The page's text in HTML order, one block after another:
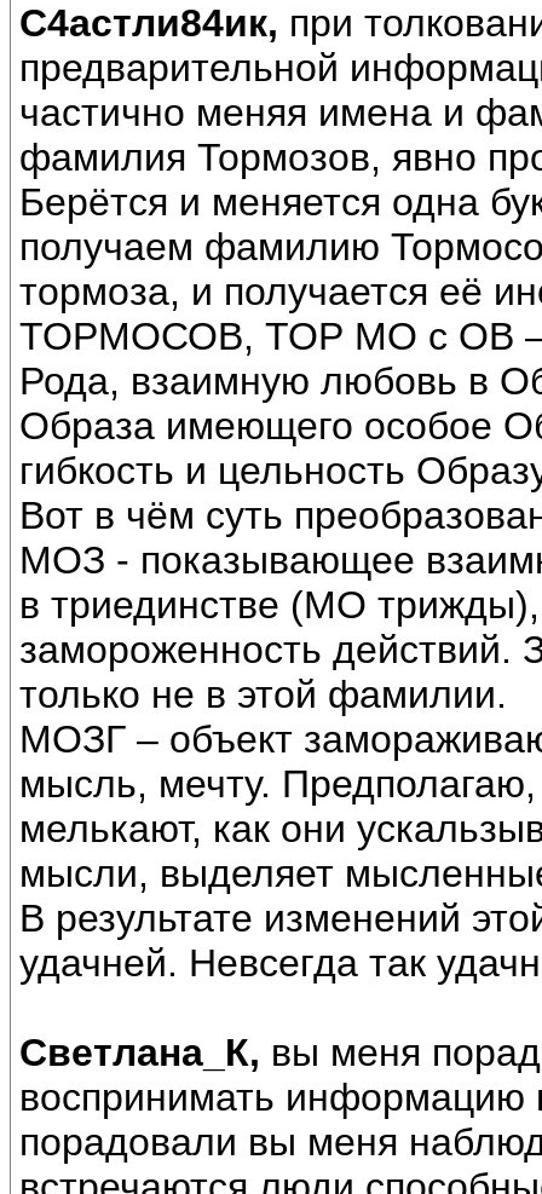
С4астли84ик, при
предварительной
частично меняя имена и
фамилия Тормозов, явно
Берётся и меняется одна
получаем фамилию
тормоза, и получается её
ТОРМОСОВ, ТОР МО с ОВ –
Рода, взаимную любовь в
Образа имеющего особое
гибкость и цельность
Вот в чём суть
МОЗ - показывающее
в триединстве (МО трижды),
замороженность действий.
только не в этой фамилии.
МОЗГ – объект
мысль, мечту.
мелькают, как они
мысли, выделяет
В результате изменений
удачней. Невсегда так
Светлана_К, вы меня
воспринимать информацию
порадовали вы меня